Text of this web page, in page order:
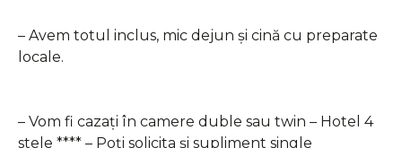
– Avem totul inclus, mic dejun și cină cu preparate
locale.
– Vom fi cazați în camere duble sau twin – Hotel 4
stele **** – Poți solicita și supliment single